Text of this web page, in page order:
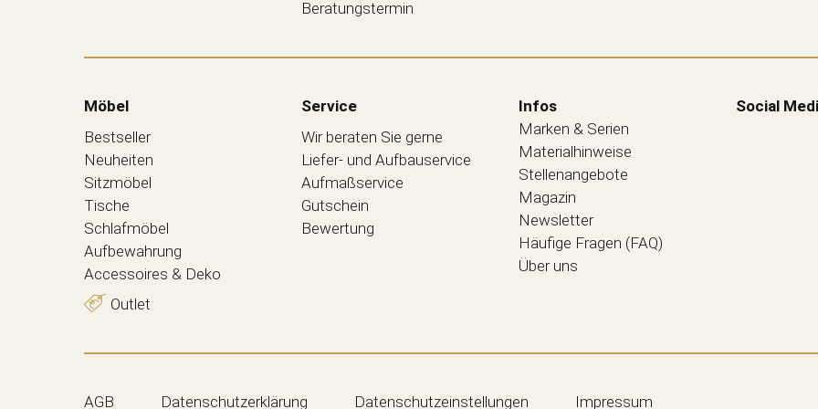
Beratungstermin
Möbel
Bestseller
Neuheiten
Sitzmöbel
Tische
Schlafmöbel
Aufbewahrung
Accessoires & Deko
Outlet
Service
Wir beraten Sie gerne
Liefer- und Aufbauservice
Aufmaßservice
Gutschein
Bewertung
Infos
Marken & Serien
Materialhinweise
Stellenangebote
Magazin
Newsletter
Häufige Fragen (FAQ)
Über uns
Social
AGB Datenschutzerklärung Datenschutzeinstellungen Impressum